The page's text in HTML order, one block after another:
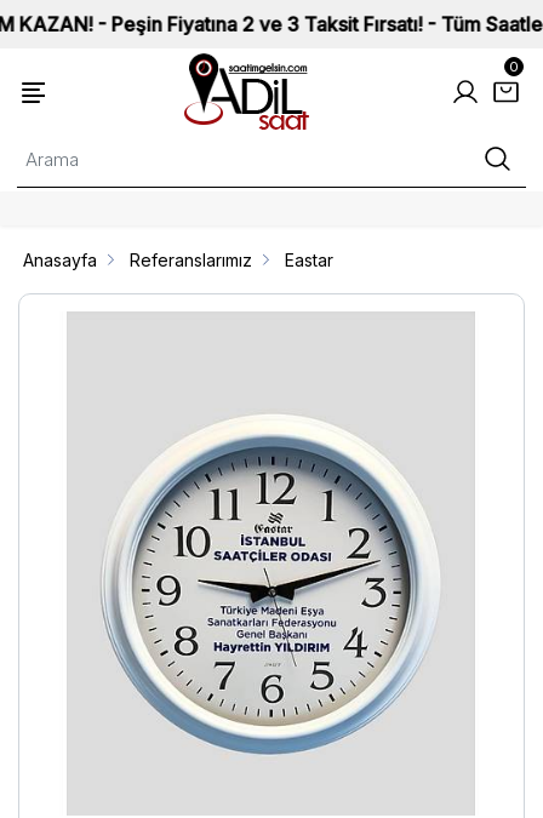
- Peşin Fiyatına 2 ve 3 Taksit Fırsatı! - Tüm
0
Anasayfa Referanslarımız Eastar